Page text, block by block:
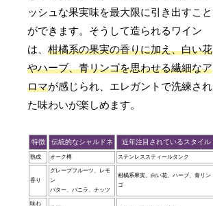
ッシュな果実味を最大限に引き出すこと
ができます。そうして造られるワイン
は、柑橘系の果実の香りに加え、白い花
やハーブ、青リンゴを思わせる繊細なア
ロマが感じられ、エレガントで洗練され
た味わいが楽しめます。
特徴 伝統的なシャルドネ 近年注目されているスタイル
熟成 オーク樽 ステンレススティールタンク
香り
グレープフルーツ、レモ
ン
バター、バニラ、ナッツ
柑橘系果実、白い花、ハーブ、青リン
ゴ
味わ